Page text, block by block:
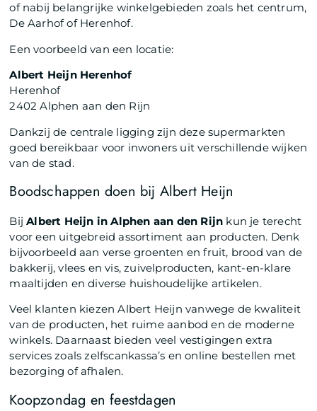
of nabij belangrijke winkelgebieden zoals het centrum,
De Aarhof of Herenhof.
Een voorbeeld van een locatie:
Albert Heijn Herenhof
Herenhof
2402 Alphen aan den Rijn
Dankzij de centrale ligging zijn deze supermarkten
goed bereikbaar voor inwoners uit verschillende wijken
van de stad.
Boodschappen doen bij Albert Heijn
BijAlbert Heijn in Alphen aan den Rijn kun je terecht
voor een uitgebreid assortiment aan producten. Denk
bijvoorbeeld aan verse groenten en fruit, brood van de
bakkerij, vlees en vis, zuivelproducten, kant-en-klare
maaltijden en diverse huishoudelijke artikelen.
Veel klanten kiezen Albert Heijn vanwege de kwaliteit
van de producten, het ruime aanbod en de moderne
winkels. Daarnaast bieden veel vestigingen extra
services zoals zelfscankassa’s en online bestellen met
bezorging of afhalen.
Koopzondag en feestdagen